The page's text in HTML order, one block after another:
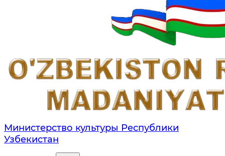
Министерство культуры Республики
Узбекистан